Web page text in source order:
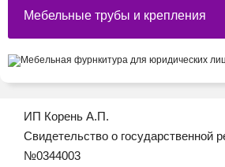
Мебельные трубы и крепления
ИП Корень А.П.
Свидетельство о государственной
№0344003